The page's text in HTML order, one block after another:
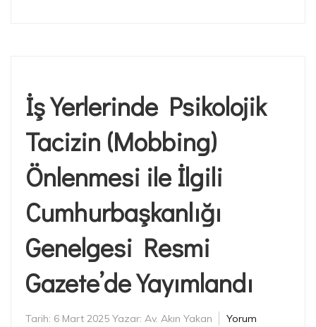
İş Yerlerinde Psikolojik
Tacizin (Mobbing)
Önlenmesi ile İlgili
Cumhurbaşkanlığı
Genelgesi Resmi
Gazete’de Yayımlandı
Tarih: 6 Mart 2025 Yazar: Av. Akın Yakan
Yorum